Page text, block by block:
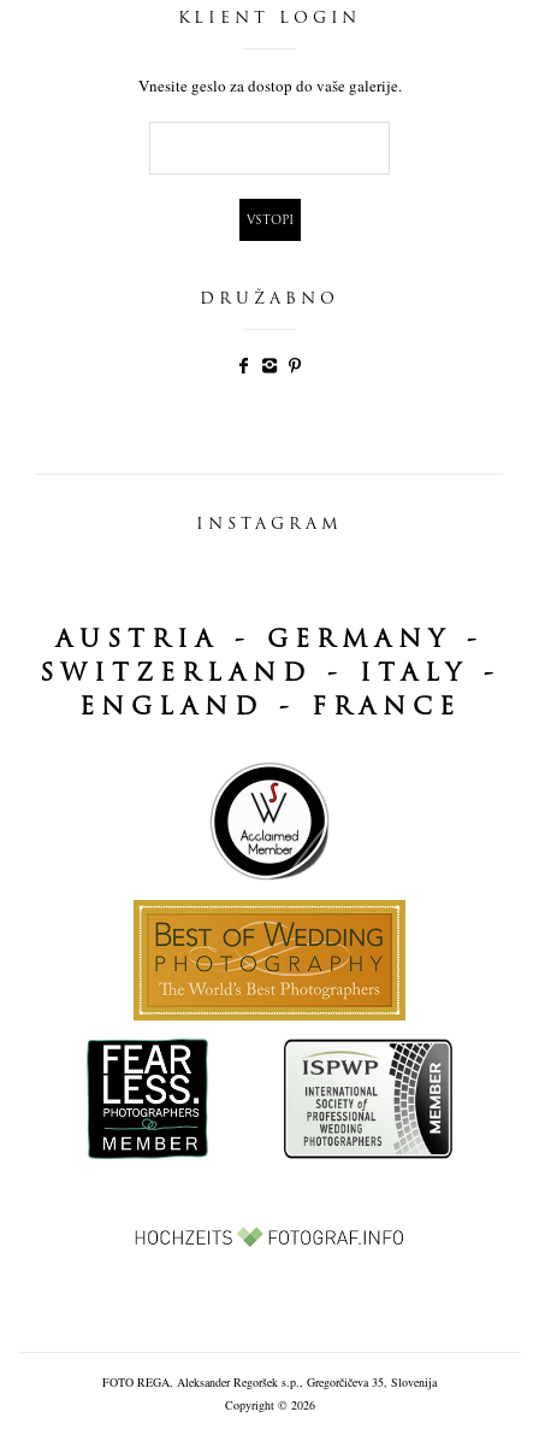
KLIENT LOGIN
Vnesite geslo za dostop do vaše galerije.
DRUŽABNO
INSTAGRAM
AUSTRIA - GERMANY -
SWITZERLAND - ITALY -
ENGLAND - FRANCE
FOTO REGA, Aleksander Regoršek s.p., Gregorčičeva 35, Slovenija
Copyright © 2026